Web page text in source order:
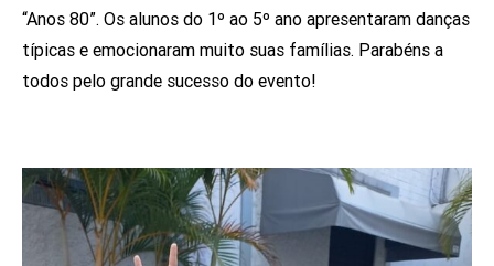
“Anos 80”. Os alunos do 1º ao 5º ano apresentaram danças
típicas e emocionaram muito suas famílias. Parabéns a
todos pelo grande sucesso do evento!